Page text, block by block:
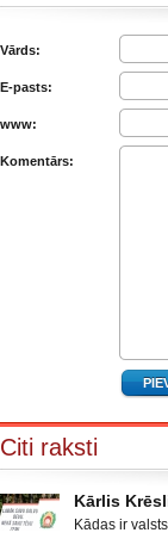
Vārds:
E-pasts:
www:
Komentārs:
Citi raksti
Kārlis
Kādas ir